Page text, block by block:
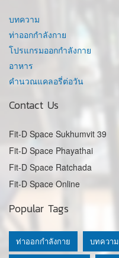
บทความ
ท่าออกกำลังกาย
โปรแกรมออกกำลังกาย
อาหาร
คำนวณแคลอรี่ต่อวัน
Contact Us
Fit-D Space Sukhumvit 39
Fit-D Space Phayathai
Fit-D Space Ratchada
Fit-D Space Online
Popular Tags
ท่าออกกำลังกาย บทความ